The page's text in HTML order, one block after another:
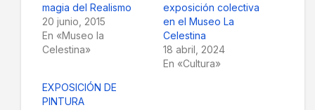
magia del Realismo
20 junio, 2015
En «Museo la
Celestina»
exposición colectiva
en el Museo La
Celestina
18 abril, 2024
En «Cultura»
EXPOSICIÓN DE
PINTURA